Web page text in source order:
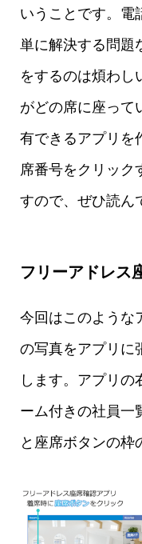
いうことです。電
単に解決する問題
をするのは煩わし
がどの席に座って
有できるアプリを
席番号をクリック
すので、ぜひ読ん
フリーアドレス
今回はこのような
の写真をアプリに
します。アプリの
ーム付きの社員一
と座席ボタンの枠